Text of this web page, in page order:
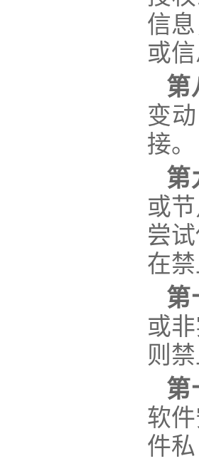
信
或
变
接。
或
尝
在
第
或
则
第
软
件